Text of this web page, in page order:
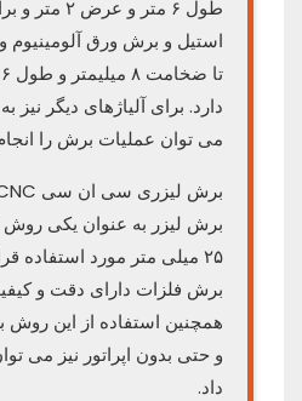
طول ۶ متر
استیل و برش ورق آلومینیوم
دارد. برای آلیاژهای دیگر
می توان عملیات برش را
برش لیزری سی ان سی CNC
۲۵ میلی متر مورد استفاده
برش فلزات دارای دقت و
همچنین استفاده از این
و حتی بدون اپراتور نیز می
داد.